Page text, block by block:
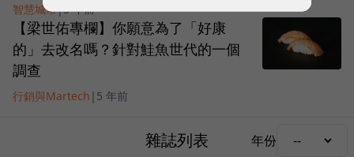
智慧城市|5 年前
【梁世佑專欄】你願意為了「好康
的」去改名嗎？針對鮭魚世代的一個
調查
行銷與Martech | 5 年前
雜誌列表 年份